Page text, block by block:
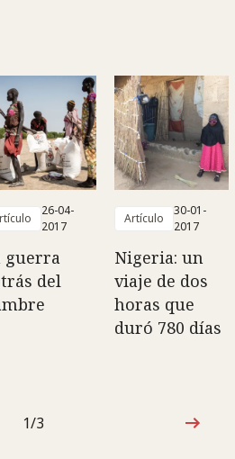
26-04-
2017
guerra
del
Artículo
30-01-
2017
Nigeria: un
viaje de dos
horas que
duró 780 días
1de3
1/3